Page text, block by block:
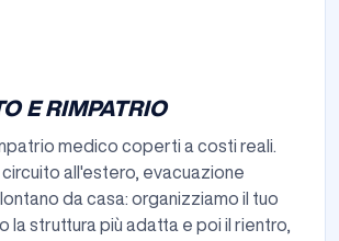
E RIMPATRIO
medico coperti a costi reali.
circuito all'estero, evacuazione
da casa: organizziamo il tuo
la struttura più adatta e poi il rientro,